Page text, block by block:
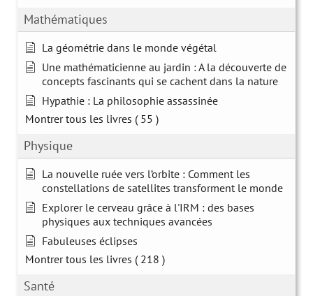
Mathématiques
La géométrie dans le monde végétal
Une mathématicienne au jardin : A la découverte de
concepts fascinants qui se cachent dans la nature
Hypathie : La philosophie assassinée
Montrer tous les livres ( 55 )
Physique
La nouvelle ruée vers l’orbite : Comment les
constellations de satellites transforment le monde
Explorer le cerveau grâce à l'IRM : des bases
physiques aux techniques avancées
Fabuleuses éclipses
Montrer tous les livres ( 218 )
Santé